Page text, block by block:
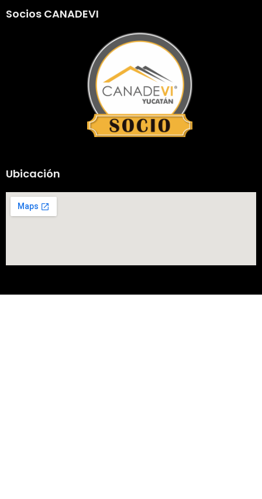
Socios CANADEVI
Ubicación